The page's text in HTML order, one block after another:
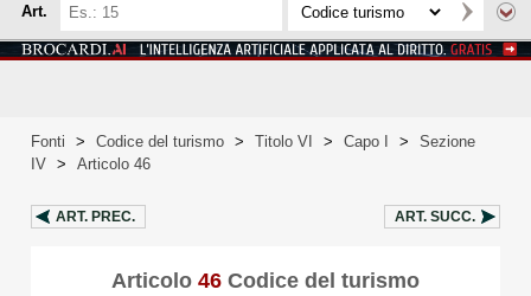
Art.
Fonti > Codice del turismo > Titolo VI > Capo I >
Sezione
IV > Articolo 46
ART. PREC. ART. SUCC.
Articolo 46 Codice del turismo